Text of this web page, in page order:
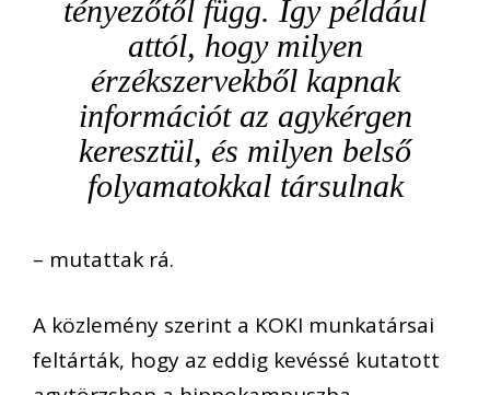
tényezőtől függ. Így például
attól, hogy milyen
érzékszervekből kapnak
információt az agykérgen
keresztül, és milyen belső
folyamatokkal társulnak
– mutattak rá.
A közlemény szerint a KOKI munkatársai
feltárták, hogy az eddig kevéssé kutatott